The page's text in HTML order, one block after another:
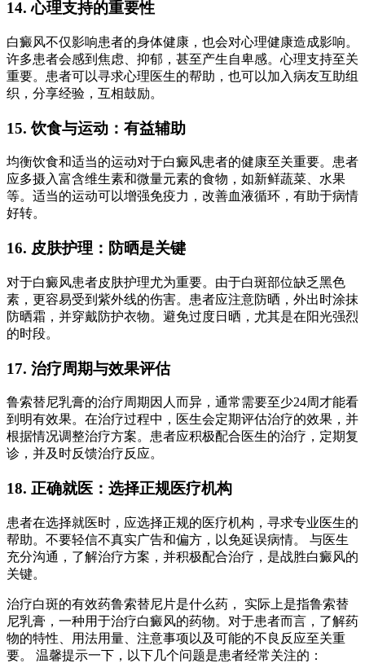
14. 心理支持的重要性
白癜风不仅影响患者的身体健康，也会对心理健康造成影响。
许多患者会感到焦虑、抑郁，甚至产生自卑感。心理支持至关
重要。患者可以寻求心理医生的帮助，也可以加入病友互助组
织，分享经验，互相鼓励。
15. 饮食与运动：有益辅助
均衡饮食和适当的运动对于白癜风患者的健康至关重要。患者
应多摄入富含维生素和微量元素的食物，如新鲜蔬菜、水果
等。适当的运动可以增强免疫力，改善血液循环，有助于病情
好转。
16. 皮肤护理：防晒是关键
对于白癜风患者皮肤护理尤为重要。由于白斑部位缺乏黑色
素，更容易受到紫外线的伤害。患者应注意防晒，外出时涂抹
防晒霜，并穿戴防护衣物。避免过度日晒，尤其是在阳光强烈
的时段。
17. 治疗周期与效果评估
鲁索替尼乳膏的治疗周期因人而异，通常需要至少24周才能看
到明有效果。在治疗过程中，医生会定期评估治疗的效果，并
根据情况调整治疗方案。患者应积极配合医生的治疗，定期复
诊，并及时反馈治疗反应。
18. 正确就医：选择正规医疗机构
患者在选择就医时，应选择正规的医疗机构，寻求专业医生的
帮助。不要轻信不真实广告和偏方，以免延误病情。 与医生
充分沟通，了解治疗方案，并积极配合治疗，是战胜白癜风的
关键。
治疗白斑的有效药鲁索替尼片是什么药， 实际上是指鲁索替
尼乳膏，一种用于治疗白癜风的药物。对于患者而言，了解药
物的特性、用法用量、注意事项以及可能的不良反应至关重
要。 温馨提示一下，以下几个问题是患者经常关注的：